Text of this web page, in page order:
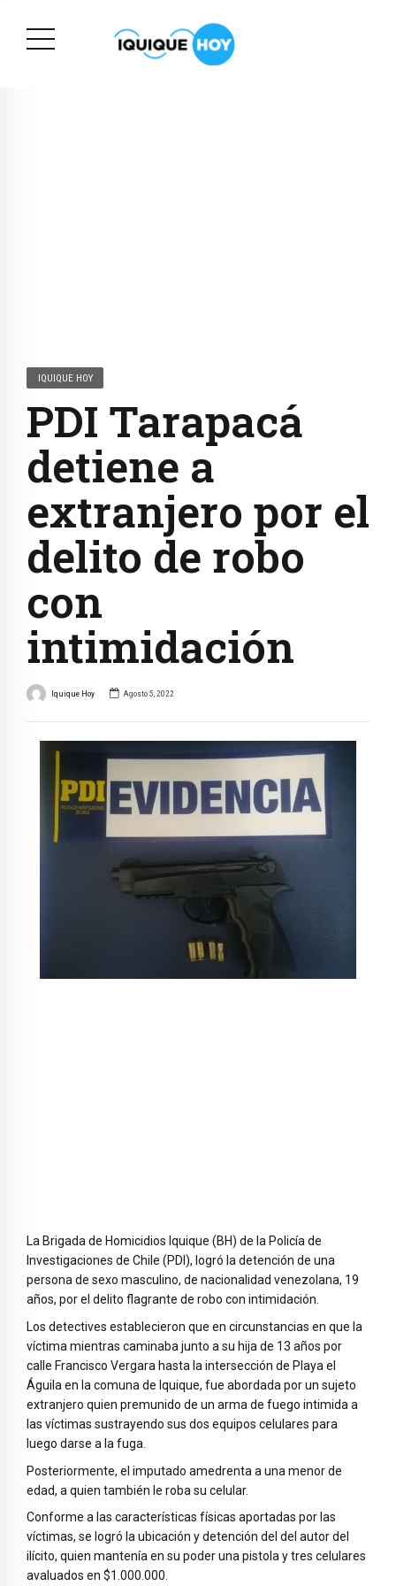
IQUIQUE HOY
PDI Tarapacá
detiene a
extranjero por el
delito de robo
con
intimidación
Iquique Hoy Agosto 5, 2022
La Brigada de Homicidios Iquique (BH) de la Policía de
Investigaciones de Chile (PDI), logró la detención de una
persona de sexo masculino, de nacionalidad venezolana, 19
años, por el delito flagrante de robo con intimidación.
Los detectives establecieron que en circunstancias en que la
víctima mientras caminaba junto a su hija de 13 años por
calle Francisco Vergara hasta la intersección de Playa el
Águila en la comuna de Iquique, fue abordada por un sujeto
extranjero quien premunido de un arma de fuego intimida a
las víctimas sustrayendo sus dos equipos celulares para
luego darse a la fuga.
Posteriormente, el imputado amedrenta a una menor de
edad, a quien también le roba su celular.
Conforme a las características físicas aportadas por las
víctimas, se logró la ubicación y detención del del autor del
ilícito, quien mantenía en su poder una pistola y tres celulares
avaluados en $1.000.000.